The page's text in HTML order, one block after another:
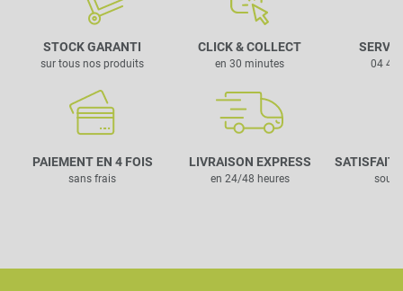
STOCK GARANTI
sur tous nos produits
CLICK & COLLECT
en 30 minutes
PAIEMENT EN 4 FOIS
sans frais
LIVRAISON EXPRESS
en 24/48 heures
04 42
SATISFAIT
sous